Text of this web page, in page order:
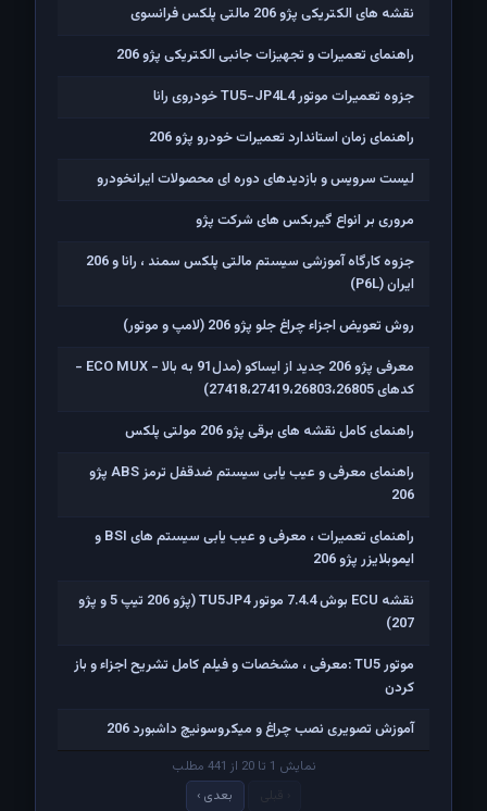
نقشه های الکتریکی پژو 206 مالتی پلکس فرانسوی
راهنمای تعمیرات و تجهیزات جانبی الکتریکی پژو 206
جزوه تعمیرات موتور TU5-JP4L4 خودروی رانا
راهنمای زمان استاندارد تعمیرات خودرو پژو 206
لیست سرویس و بازدیدهای دوره ای محصولات ایرانخودرو
مروری بر انواع گیربکس های شرکت پژو
جزوه کارگاه آموزشی سیستم مالتی پلکس سمند ، رانا و 206
ايران (P6L)
روش تعویض اجزاء چراغ جلو پژو 206 (لامپ و موتور)
معرفی پژو 206 جدید از ایساکو (مدل91 به بالا - ECO MUX -
کدهای 27418،27419،26803،26805)
راهنمای کامل نقشه های برقی پژو 206 مولتی پلکس
راهنمای معرفی و عیب یابی سیستم ضدقفل ترمز ABS پژو
206
راهنمای تعمیرات ، معرفی و عیب یابی سیستم های BSI و
ایموبلایزر پژو 206
نقشه ECU بوش 7.4.4 موتور TU5JP4 (پژو 206 تیپ 5 و پژو
207)
موتور TU5 :معرفی ، مشخصات و فیلم کامل تشریح اجزاء و باز
کردن
آموزش تصویری نصب چراغ و میکروسوئیچ داشبورد 206
نمایش 1 تا 20 از 441 مطلب
بعدی ›